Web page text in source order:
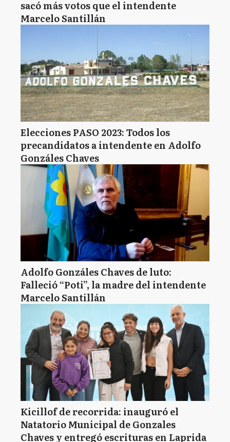
sacó más votos que el intendente
Marcelo Santillán
Elecciones PASO 2023: Todos los
precandidatos a intendente en Adolfo
Gonzáles Chaves
Adolfo Gonzáles Chaves de luto:
Falleció “Poti”, la madre del intendente
Marcelo Santillán
Kicillof de recorrida: inauguró el
Natatorio Municipal de Gonzales
Chaves y entregó escrituras en Laprida